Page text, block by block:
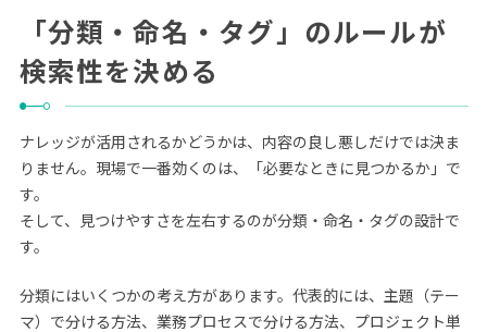
「分類・命名・タグ」のルールが
検索性を決める
ナレッジが活用されるかどうかは、内容の良し悪しだけでは決ま
りません。現場で一番効くのは、「必要なときに見つかるか」で
す。
そして、見つけやすさを左右するのが分類・命名・タグの設計で
す。
分類にはいくつかの考え方があります。代表的には、主題（テー
マ）で分ける方法、業務プロセスで分ける方法、プロジェクト単